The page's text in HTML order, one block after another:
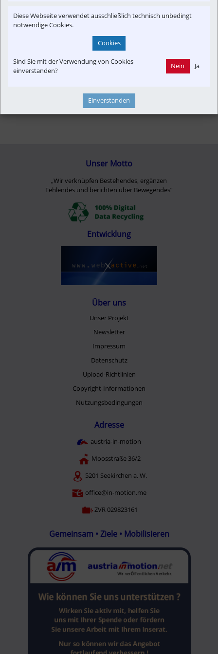
Unser Motto
„Wir verknüpfen Bestehendes, ergänzen
Fehlendes und berichten über Bewegendes”
Entwicklung
Über uns
Unser Projekt
Newsletter
Impressum
Datenschutz
Upload-Richtlinien
Copyright-Informationen
Nutzungsbedingungen
Adresse
austria-in-motion
Moosstraße 36/2
5201 Seekirchen a. W.
office@in-motion.me
ZVR 029823161
Gemeinsam • Ziele • Mobilisieren
Diese Webseite verwendet ausschließlich technisch unbedingt
notwendige Cookies.
Cookies
Sind Sie mit der Verwendung von Cookies
einverstanden?
Nein Ja
Einverstanden